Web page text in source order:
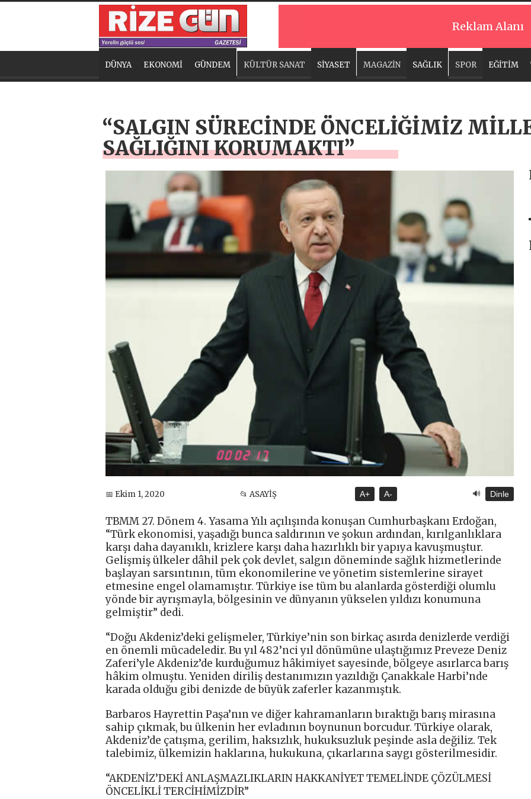
Reklam Alanı
DÜNYA EKONOMİ GÜNDEM KÜLTÜR SANAT SİYASET MAGAZİN SAĞLIK SPOR EĞİTİM
“SALGIN SÜRECİNDE ÖNCELİĞİMİZ
SAĞLIĞINI KORUMAKTI”
📅 Ekim 1, 2020 📂 ASAYİŞ A+ A- 🔊 Dinle
TBMM 27. Dönem 4. Yasama Yılı açılışında konuşan Cumhurbaşkanı Erdoğan,
“Türk ekonomisi, yaşadığı bunca saldırının ve şokun ardından, kırılganlıklara
karşı daha dayanıklı, krizlere karşı daha hazırlıklı bir yapıya kavuşmuştur.
Gelişmiş ülkeler dâhil pek çok devlet, salgın döneminde sağlık hizmetlerinde
başlayan sarsıntının, tüm ekonomilerine ve yönetim sistemlerine sirayet
etmesine engel olamamıştır. Türkiye ise tüm bu alanlarda gösterdiği olumlu
yönde bir ayrışmayla, bölgesinin ve dünyanın yükselen yıldızı konumuna
gelmiştir” dedi.
“Doğu Akdeniz’deki gelişmeler, Türkiye’nin son birkaç asırda denizlerde verdiği
en önemli mücadeledir. Bu yıl 482’nci yıl dönümüne ulaştığımız Preveze Deniz
Zaferi’yle Akdeniz’de kurduğumuz hâkimiyet sayesinde, bölgeye asırlarca barış
hâkim olmuştu. Yeniden diriliş destanımızın yazıldığı Çanakkale Harbi’nde
karada olduğu gibi denizde de büyük zaferler kazanmıştık.
Barbaros Hayrettin Paşa’nın ve diğer kahramanların bıraktığı barış mirasına
sahip çıkmak, bu ülkenin her evladının boynunun borcudur. Türkiye olarak,
Akdeniz’de çatışma, gerilim, haksızlık, hukuksuzluk peşinde asla değiliz. Tek
talebimiz, ülkemizin haklarına, hukukuna, çıkarlarına saygı gösterilmesidir.
“AKDENİZ’DEKİ ANLAŞMAZLIKLARIN HAKKANİYET TEMELİNDE ÇÖZÜLMESİ
ÖNCELİKLİ TERCİHİMİZDİR”